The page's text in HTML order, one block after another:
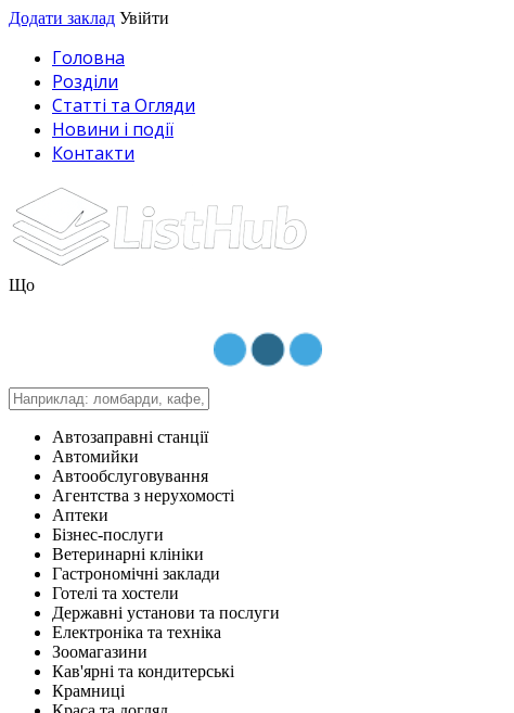
Додати заклад Увійти
Головна
Розділи
Статті та Огляди
Новини і події
Контакти
Що
Автозаправні станції
Автомийки
Автообслуговування
Агентства з нерухомості
Аптеки
Бізнес-послуги
Ветеринарні клініки
Гастрономічні заклади
Готелі та хостели
Державні установи та послуги
Електроніка та техніка
Зоомагазини
Кав'ярні та кондитерські
Крамниці